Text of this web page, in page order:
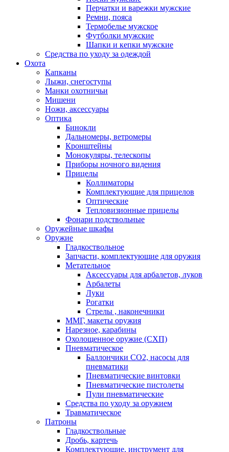
Перчатки и варежки мужские
Ремни, пояса
Термобелье мужское
Футболки мужские
Шапки и кепки мужские
Средства по уходу за одеждой
Охота
Капканы
Лыжи, снегоступы
Манки охотничьи
Мишени
Ножи, аксессуары
Оптика
Бинокли
Дальномеры, ветромеры
Кронштейны
Монокуляры, телескопы
Приборы ночного видения
Прицелы
Коллиматоры
Комплектующие для прицелов
Оптические
Тепловизионные прицелы
Фонари подствольные
Оружейные шкафы
Оружие
Гладкоствольное
Запчасти, комплектующие для оружия
Метательное
Аксессуары для арбалетов, луков
Арбалеты
Луки
Рогатки
Стрелы , наконечники
ММГ, макеты оружия
Нарезное, карабины
Охолощенное оружие (СХП)
Пневматическое
Баллончики СО2, насосы для
пневматики
Пневматические винтовки
Пневматические пистолеты
Пули пневматические
Средства по уходу за оружием
Травматическое
Патроны
Гладкоствольные
Дробь, картечь
Комплектующие, инструмент для